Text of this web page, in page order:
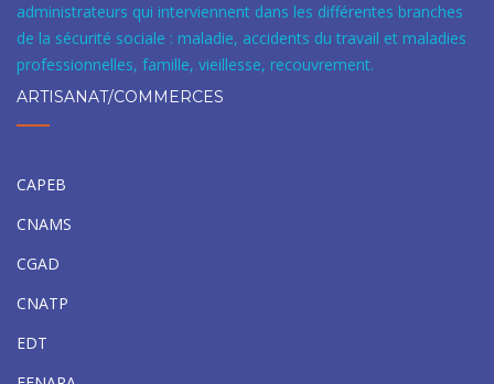
administrateurs qui interviennent dans les différentes branches
de la sécurité sociale : maladie, accidents du travail et maladies
professionnelles, famille, vieillesse, recouvrement.
ARTISANAT/COMMERCES
CAPEB
CNAMS
CGAD
CNATP
EDT